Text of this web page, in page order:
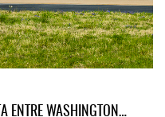
ENTRE WASHINGTON…